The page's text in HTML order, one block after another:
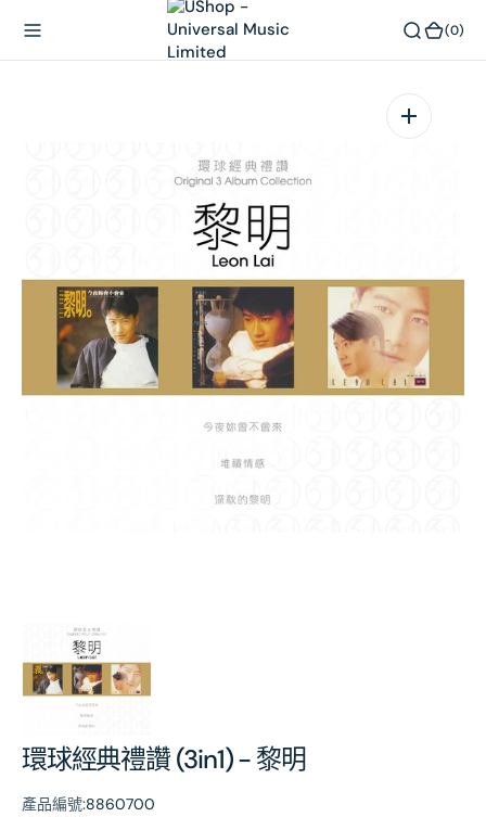
(0)
環球經典禮讚 (3in1) - 黎明
產品編號:8860700
在
相
簿
中
開
第